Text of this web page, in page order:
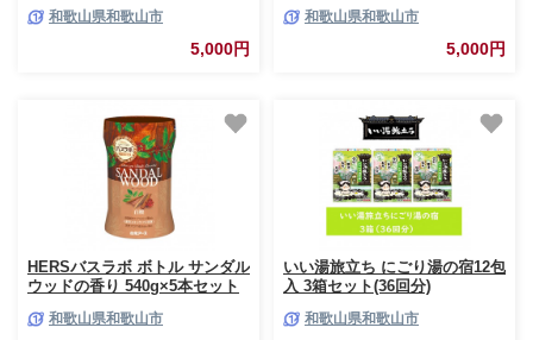
和歌山県和歌山市
5,000円
和歌山県和歌山市
5,000円
HERSバスラボ ボトル サンダル
ウッドの香り 540g×5本セット
和歌山県和歌山市
いい湯旅立ち にごり湯の宿12包
入 3箱セット(36回分)
和歌山県和歌山市